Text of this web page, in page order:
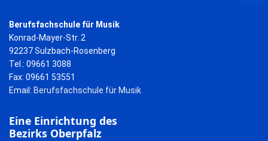
Berufsfachschule für Musik
Konrad-Mayer-Str. 2
92237 Sulzbach-Rosenberg
Tel.: 09661 3088
Fax: 09661 53551
Email: Berufsfachschule für Musik
Eine Einrichtung des
Bezirks Oberpfalz